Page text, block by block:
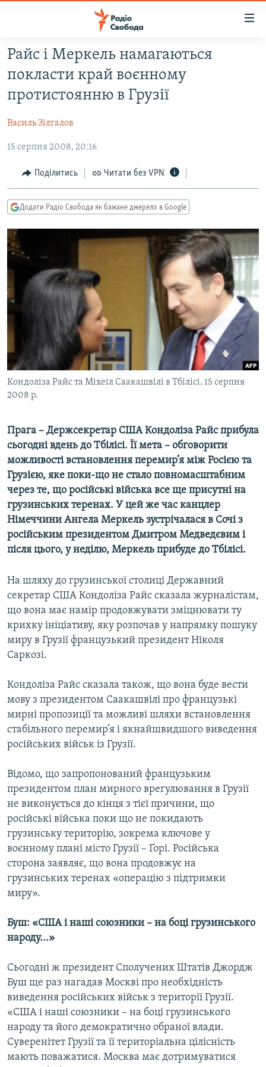
Перейти
до
основного
матеріалу
Перейти
до
навігації
Перейти
РАДІО СВОБОДА – 70 РОКІВ
СТАТТІ
ПОЛІТИКА
ЕКОНОМІКА
СУСПІЛЬСТВО
СПОРТ
СВІТ
ВІЙНА
РОСІЙСЬКА «ФІЛЬТРАЦІЯ»
ДОНБАС.РЕАЛІЇ
КРИМ.РЕАЛІЇ
ТИ ЯК?
СХЕМИ
ПРИАЗОВ’Я
КИТАЙ.ВИКЛИКИ
МУЛЬТИМЕДІА
СПЕЦПРОЄКТИ
ПОДКАСТИ
КРИМ РЕАЛІЇ
УКР
КТАТ
ДОЛУЧАЙСЯ!
Райс і Меркель намагаються
покласти край воєнному
протистоянню в Грузії
Василь Зілгалов
15 серпня 2008, 20:16
Поділитись Читати без VPN
Додати Радіо Свобода як бажане джерело в Google
Кондоліза Райс та Міхеїл Саакашвілі в Тбілісі. 15 серпня
2008 р.
Прага – Держсекретар США Кондоліза Райс прибула
сьогодні вдень до Тбілісі. Її мета – обговорити
можливості встановлення перемир’я між Росією та
Грузією, яке поки-що не стало повномасштабним
через те, що російські війська все ще присутні на
грузинських теренах. У цей же час канцлер
Німеччини Ангела Меркель зустрічалася в Сочі з
російським президентом Дмитром Медведєвим і
після цього, у неділю, Меркель прибуде до Тбілісі.
На шляху до грузинської столиці Державний
секретар США Кондоліза Райс сказала журналістам,
що вона має намір продовжувати зміцнювати ту
крихку ініціативу, яку розпочав у напрямку пошуку
миру в Грузії французький президент Ніколя
Саркозі.
Кондоліза Райс сказала також, що вона буде вести
мову з президентом Саакашвілі про французькі
мирні пропозиції та можливі шляхи встановлення
стабільного перемир’я і якнайшвидшого виведення
російських військ із Грузії.
Відомо, що запропонований французьким
президентом план мирного врегулювання в Грузії
не виконується до кінця з тієї причини, що
російські війська поки що не покидають
грузинську територію, зокрема ключове у
воєнному плані місто Грузії – Ґорі. Російська
сторона заявляє, що вона продовжує на
грузинських теренах «операцію з підтримки
миру».
Буш: «США і наші союзники – на боці грузинського
народу...»
Сьогодні ж президент Сполучених Штатів Джордж
Буш ще раз нагадав Москві про необхідність
виведення російських військ з території Грузії.
«США і наші союзники – на боці грузинського
народу та його демократично обраної влади.
Суверенітет Грузії та її територіальна цілісність
мають поважатися. Москва має дотримуватися